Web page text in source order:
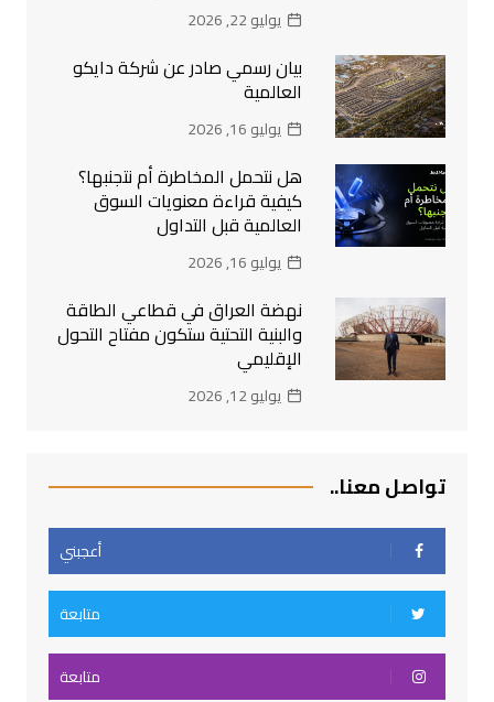
يوليو 22, 2026
بيان رسمي صادر عن شركة دايكو
العالمية
يوليو 16, 2026
هل نتحمل المخاطرة أم نتجنبها؟
كيفية قراءة معنويات السوق
العالمية قبل التداول
يوليو 16, 2026
نهضة العراق في قطاعي الطاقة
والبنية التحتية ستكون مفتاح التحول
الإقليمي
يوليو 12, 2026
تواصل معنا..
أعجبني
متابعة
متابعة